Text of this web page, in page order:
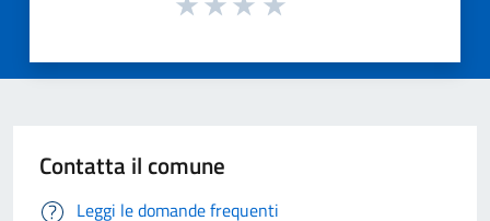
Contatta il comune
Leggi le domande frequenti